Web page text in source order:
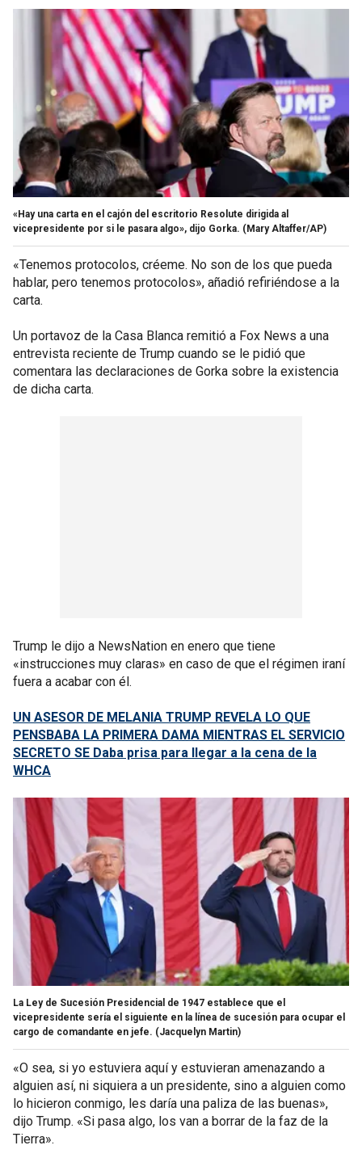
«Hay una carta en el cajón del escritorio Resolute dirigida al
vicepresidente por si le pasara algo», dijo Gorka. (Mary Altaffer/AP)
«Tenemos protocolos, créeme. No son de los que pueda
hablar, pero tenemos protocolos», añadió refiriéndose a la
carta.
Un portavoz de la Casa Blanca remitió a Fox News a una
entrevista reciente de Trump cuando se le pidió que
comentara las declaraciones de Gorka sobre la existencia
de dicha carta.
Trump le dijo a NewsNation en enero que tiene
«instrucciones muy claras» en caso de que el régimen iraní
fuera a acabar con él.
UN ASESOR DE MELANIA TRUMP REVELA LO QUE
PENSBABA LA PRIMERA DAMA MIENTRAS EL SERVICIO
SECRETO SE Daba prisa para llegar a la cena de la
WHCA
La Ley de Sucesión Presidencial de 1947 establece que el
vicepresidente sería el siguiente en la línea de sucesión para ocupar el
cargo de comandante en jefe. (Jacquelyn Martin)
«O sea, si yo estuviera aquí y estuvieran amenazando a
alguien así, ni siquiera a un presidente, sino a alguien como
lo hicieron conmigo, les daría una paliza de las buenas»,
dijo Trump. «Si pasa algo, los van a borrar de la faz de la
Tierra».